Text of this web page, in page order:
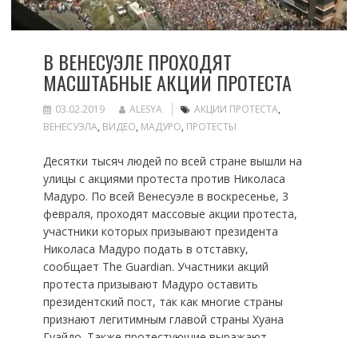
В ВЕНЕСУЭЛЕ ПРОХОДЯТ
МАСШТАБНЫЕ АКЦИИ ПРОТЕСТА
03.02.2019 ALESYA АКЦИИ ПРОТЕСТА,
ВЕНЕСУЭЛА, ВИДЕО, МАДУРО, ПРОТЕСТЫ
Десятки тысяч людей по всей стране вышли на
улицы с акциями протеста против Николаса
Мадуро. По всей Венесуэле в воскресенье, 3
февраля, проходят массовые акции протеста,
участники которых призывают президента
Николаса Мадуро подать в отставку,
сообщает The Guardian. Участники акций
протеста призывают Мадуро оставить
президентский пост, так как многие страны
признают легитимным главой страны Хуана